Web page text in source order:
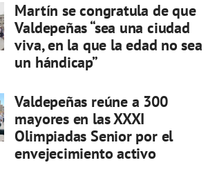
Martín se congratula de que
Valdepeñas “sea una ciudad
viva, en la que la edad no sea
un hándicap”
Valdepeñas reúne a 300
mayores en las XXXI
Olimpiadas Senior por el
envejecimiento activo